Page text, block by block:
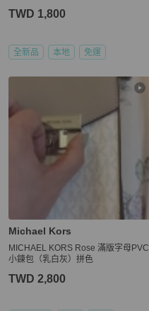
TWD 1,800
全新品 本地 免運
Michael Kors
MICHAEL KORS Rose 滿版字母PVC
小鍊包（乳白灰）拼色
TWD 2,800